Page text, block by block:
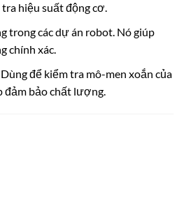
hiệu suất động cơ.
trong các dự án robot. Nó giúp
chính xác.
để kiểm tra mô-men xoắn của
đảm bảo chất lượng.